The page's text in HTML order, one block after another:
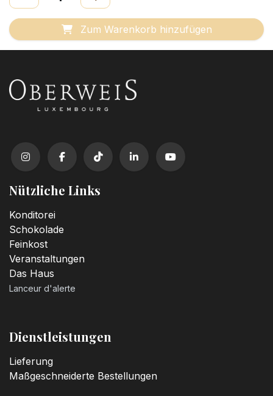
Zum Warenkorb hinzufügen
Nützliche Links
Konditorei
Schokolade
Feinkost
Veranstaltungen
Das Haus
Lanceur d'alerte
Dienstleistungen
Lieferung
Maßgeschneiderte Bestellungen